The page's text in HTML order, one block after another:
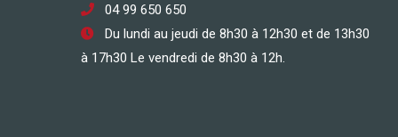
04 99 650 650
Du lundi au jeudi de 8h30 à 12h30 et de 13h30
à 17h30 Le vendredi de 8h30 à 12h.